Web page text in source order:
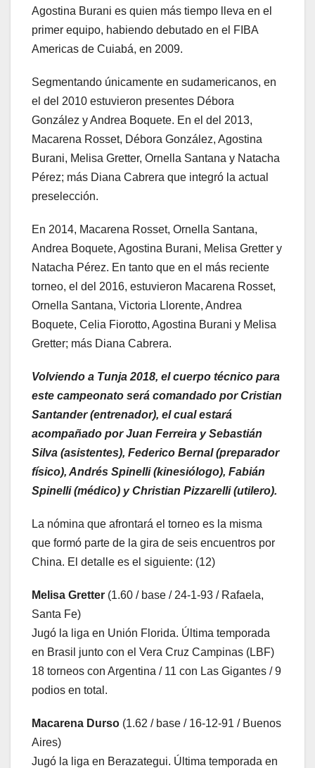
Agostina Burani es quien más tiempo lleva en el
primer equipo, habiendo debutado en el FIBA
Americas de Cuiabá, en 2009.
Segmentando únicamente en sudamericanos, en
el del 2010 estuvieron presentes Débora
González y Andrea Boquete. En el del 2013,
Macarena Rosset, Débora González, Agostina
Burani, Melisa Gretter, Ornella Santana y Natacha
Pérez; más Diana Cabrera que integró la actual
preselección.
En 2014, Macarena Rosset, Ornella Santana,
Andrea Boquete, Agostina Burani, Melisa Gretter y
Natacha Pérez. En tanto que en el más reciente
torneo, el del 2016, estuvieron Macarena Rosset,
Ornella Santana, Victoria Llorente, Andrea
Boquete, Celia Fiorotto, Agostina Burani y Melisa
Gretter; más Diana Cabrera.
Volviendo a Tunja 2018, el cuerpo técnico para
este campeonato será comandado por Cristian
Santander (entrenador), el cual estará
acompañado por Juan Ferreira y Sebastián
Silva (asistentes), Federico Bernal (preparador
físico), Andrés Spinelli (kinesiólogo), Fabián
Spinelli (médico) y Christian Pizzarelli (utilero).
La nómina que afrontará el torneo es la misma
que formó parte de la gira de seis encuentros por
China. El detalle es el siguiente: (12)
Melisa Gretter (1.60 / base / 24-1-93 / Rafaela,
Santa Fe)
Jugó la liga en Unión Florida. Última temporada
en Brasil junto con el Vera Cruz Campinas (LBF)
18 torneos con Argentina / 11 con Las Gigantes / 9
podios en total.
Macarena Durso (1.62 / base / 16-12-91 / Buenos
Aires)
Jugó la liga en Berazategui. Última temporada en